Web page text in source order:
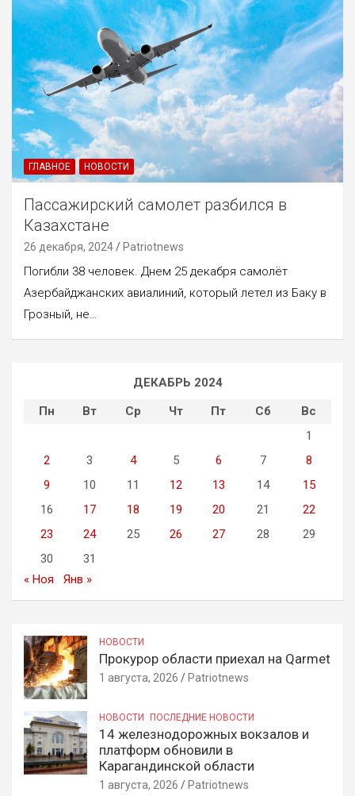
ГЛАВНОЕ НОВОСТИ
Пассажирский самолет разбился в
Казахстане
26 декабря, 2024 Patriotnews
Погибли 38 человек. Днем 25 декабря самолёт
Азербайджанских авиалиний, который летел из Баку в
Грозный, не…
ДЕКАБРЬ 2024
Пн
Вт Ср Чт Пт Сб
Вс
1
2
3 4 5 6 7
8
9
10 11 12 13 14
15
16
17 18 19 20 21
22
23
24 25 26 27 28
29
30
31
« Ноя
Янв »
НОВОСТИ
Прокурор области приехал на Qarmet
1 августа, 2026 Patriotnews
НОВОСТИ ПОСЛЕДНИЕ НОВОСТИ
14 железнодорожных вокзалов и
платформ обновили в
Карагандинской области
1 августа, 2026 Patriotnews